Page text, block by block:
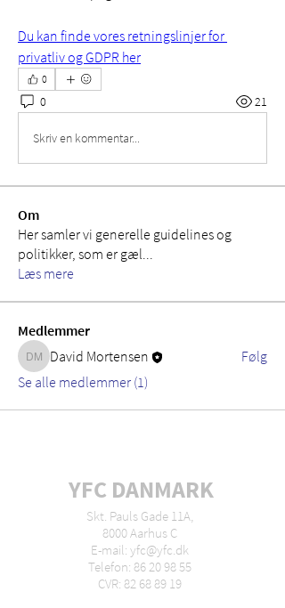
Du kan finde vores retningslinjer for
privatliv og GDPR her
0
0 21
Skriv en kommentar...
Om
Her samler vi generelle guidelines og
politikker, som er gæl...
Læs mere
Medlemmer
David Mortensen
David Mortensen
Følg
Se alle medlemmer (1)
YFC DANMARK
Skt. Pauls Gade 11A,
8000 Aarhus C
E-mail: yfc@yfc.dk
Telefon: 86 20 98 55
CVR: 82 68 89 19